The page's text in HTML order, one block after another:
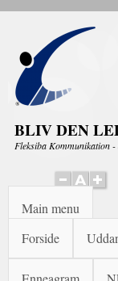
BLIV DEN
Fleksiba Kommunikation
Main menu
Forside